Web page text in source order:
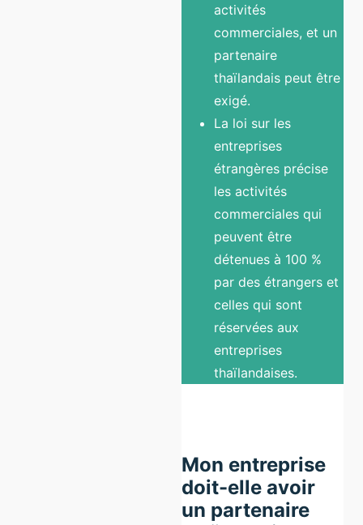
activités
commerciales, et un
partenaire
thaïlandais peut être
exigé.
La loi sur les
entreprises
étrangères précise
les activités
commerciales qui
peuvent être
détenues à 100 %
par des étrangers et
celles qui sont
réservées aux
entreprises
thaïlandaises.
Mon entreprise
doit-elle avoir
un partenaire